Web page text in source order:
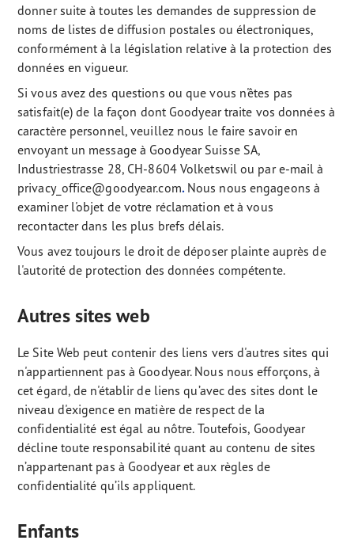
donner suite à toutes les demandes de suppression de
noms de listes de diffusion postales ou électroniques,
conformément à la législation relative à la protection des
données en vigueur.
Si vous avez des questions ou que vous n'êtes pas
satisfait(e) de la façon dont Goodyear traite vos données à
caractère personnel, veuillez nous le faire savoir en
envoyant un message à Goodyear Suisse SA,
Industriestrasse 28, CH-8604 Volketswil ou par e-mail à
privacy_office@goodyear.com. Nous nous engageons à
examiner l'objet de votre réclamation et à vous
recontacter dans les plus brefs délais.
Vous avez toujours le droit de déposer plainte auprès de
l'autorité de protection des données compétente.
Autres sites web
Le Site Web peut contenir des liens vers d'autres sites qui
n'appartiennent pas à Goodyear. Nous nous efforçons, à
cet égard, de n'établir de liens qu’avec des sites dont le
niveau d'exigence en matière de respect de la
confidentialité est égal au nôtre. Toutefois, Goodyear
décline toute responsabilité quant au contenu de sites
n’appartenant pas à Goodyear et aux règles de
confidentialité qu’ils appliquent.
Enfants